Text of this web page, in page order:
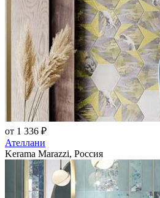
от 1 336 ₽
Ателлани
Kerama Marazzi, Россия